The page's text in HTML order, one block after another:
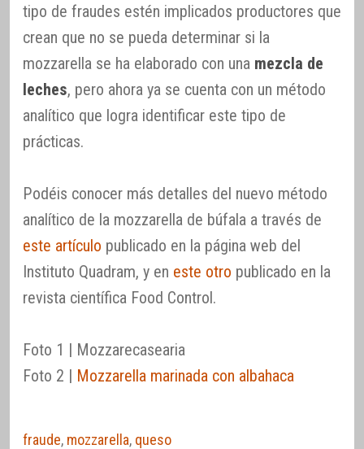
tipo de fraudes estén implicados productores que
crean que no se pueda determinar si la
mozzarella se ha elaborado con una mezcla de
leches, pero ahora ya se cuenta con un método
analítico que logra identificar este tipo de
prácticas.
Podéis conocer más detalles del nuevo método
analítico de la mozzarella de búfala a través de
este artículo publicado en la página web del
Instituto Quadram, y en este otro publicado en la
revista científica Food Control.
Foto 1 | Mozzarecasearia
Foto 2 | Mozzarella marinada con albahaca
fraude, mozzarella, queso